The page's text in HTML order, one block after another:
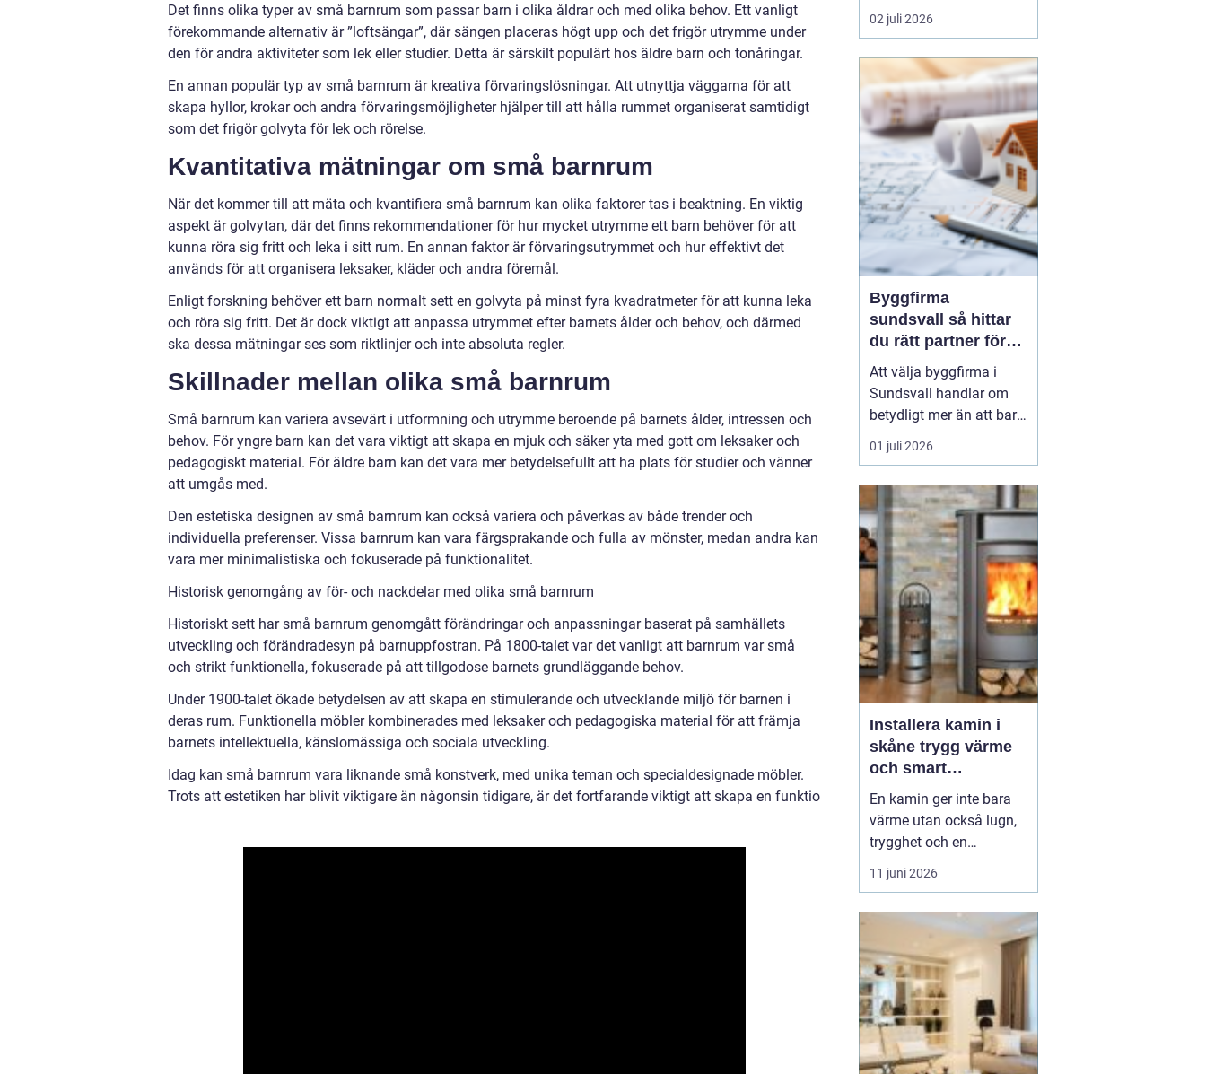
Det finns olika typer av små barnrum som passar barn i olika åldrar och med olika behov. Ett vanligt
förekommande alternativ är ”loftsängar”, där sängen placeras högt upp och det frigör utrymme under
den för andra aktiviteter som lek eller studier. Detta är särskilt populärt hos äldre barn och tonåringar.
En annan populär typ av små barnrum är kreativa förvaringslösningar. Att utnyttja väggarna för att
skapa hyllor, krokar och andra förvaringsmöjligheter hjälper till att hålla rummet organiserat samtidigt
som det frigör golvyta för lek och rörelse.
Kvantitativa mätningar om små barnrum
När det kommer till att mäta och kvantifiera små barnrum kan olika faktorer tas i beaktning. En viktig
aspekt är golvytan, där det finns rekommendationer för hur mycket utrymme ett barn behöver för att
kunna röra sig fritt och leka i sitt rum. En annan faktor är förvaringsutrymmet och hur effektivt det
används för att organisera leksaker, kläder och andra föremål.
Enligt forskning behöver ett barn normalt sett en golvyta på minst fyra kvadratmeter för att kunna leka
och röra sig fritt. Det är dock viktigt att anpassa utrymmet efter barnets ålder och behov, och därmed
ska dessa mätningar ses som riktlinjer och inte absoluta regler.
Skillnader mellan olika små barnrum
Små barnrum kan variera avsevärt i utformning och utrymme beroende på barnets ålder, intressen och
behov. För yngre barn kan det vara viktigt att skapa en mjuk och säker yta med gott om leksaker och
pedagogiskt material. För äldre barn kan det vara mer betydelsefullt att ha plats för studier och vänner
att umgås med.
Den estetiska designen av små barnrum kan också variera och påverkas av både trender och
individuella preferenser. Vissa barnrum kan vara färgsprakande och fulla av mönster, medan andra kan
vara mer minimalistiska och fokuserade på funktionalitet.
Historisk genomgång av för- och nackdelar med olika små barnrum
Historiskt sett har små barnrum genomgått förändringar och anpassningar baserat på samhällets
utveckling och förändradesyn på barnuppfostran. På 1800-talet var det vanligt att barnrum var små
och strikt funktionella, fokuserade på att tillgodose barnets grundläggande behov.
Under 1900-talet ökade betydelsen av att skapa en stimulerande och utvecklande miljö för barnen i
deras rum. Funktionella möbler kombinerades med leksaker och pedagogiska material för att främja
barnets intellektuella, känslomässiga och sociala utveckling.
Idag kan små barnrum vara liknande små konstverk, med unika teman och specialdesignade möbler.
Trots att estetiken har blivit viktigare än någonsin tidigare, är det fortfarande viktigt att skapa en funktio
husägare som vill
kombinera låga
med ett mer hållbart val.
I centrum står själva
pelletsbrännaren, där
konstruktion och
styrning avgör hur
mycket energi som
faktiskt ha...
02 juli 2026
Byggfirma
sundsvall så hittar
du rätt partner för
ditt projekt
Att välja byggfirma i
Sundsvall handlar om
betydligt mer än att bara
jämföra pris. Ett bygge
påverkar vardagen,
bostaden under lång tid
framåt. Den som
planerar renovering,
tillbyggnad eller nytt
bygge tjänar därför på
att tänk...
01 juli 2026
Installera kamin i
skåne trygg värme
och smart
investering
En kamin ger inte bara
värme utan också lugn,
trygghet och en
ombonad känsla i
hemmet. Allt fler
ser fördelarna med att
kombinera elvärme eller
fjärrvärme med en
kamin, både för
ekonomins och
klimatets skull.
Samtidigt ställs...
11 juni 2026